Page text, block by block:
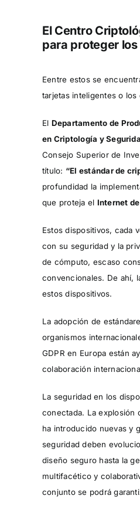
El Centro
para proteger
Eentre estos se
tarjetas inteligentes o
El Departamento de
en Criptología y
Consejo Superior de
título: “El estándar de
profundidad la
que proteja el Internet
Estos dispositivos, cada
con su seguridad y la
de cómputo, escaso
convencionales. De ahí,
estos dispositivos.
La adopción de
organismos
GDPR en Europa están
colaboración
La seguridad en los
conectada. La explosión
ha introducido nuevas y
seguridad deben
diseño seguro hasta la
multifacético y
conjunto se podrá